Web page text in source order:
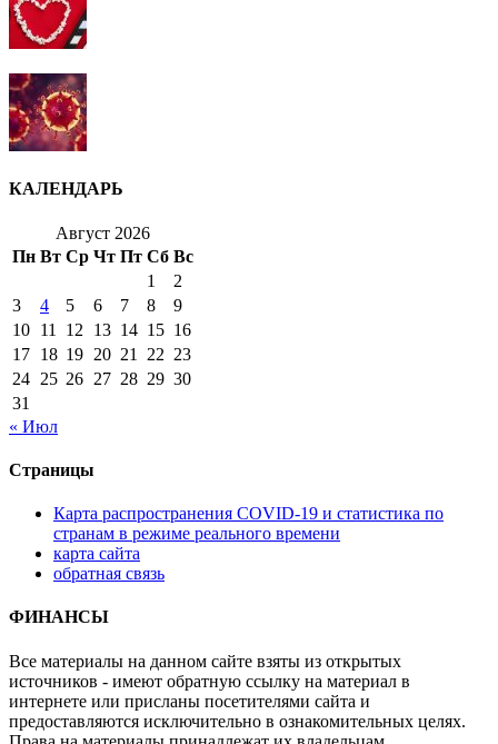
КАЛЕНДАРЬ
Август 2026
Пн Вт Ср Чт Пт Сб Вс
1
2
3
4 5 6 7 8
9
10 11 12 13 14 15 16
17 18 19 20 21 22 23
24 25 26 27 28 29 30
31
« Июл
Страницы
Карта распространения COVID-19 и статистика по
странам в режиме реального времени
карта сайта
обратная связь
ФИНАНСЫ
Все материалы на данном сайте взяты из открытых
источников - имеют обратную ссылку на материал в
интернете или присланы посетителями сайта и
предоставляются исключительно в ознакомительных целях.